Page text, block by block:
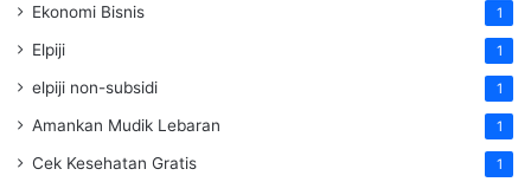
Ekonomi Bisnis 1
Elpiji 1
elpiji non-subsidi 1
Amankan Mudik Lebaran 1
Cek Kesehatan Gratis 1